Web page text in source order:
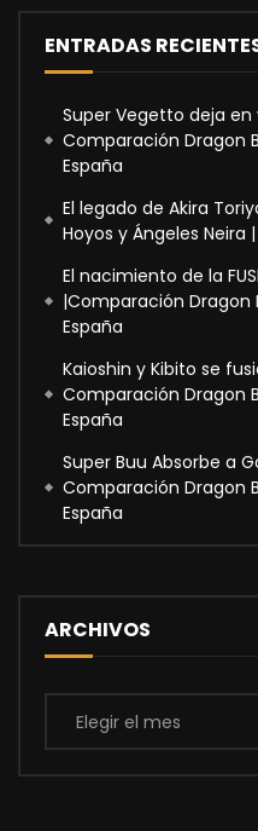
ENTRADAS
Super Vegetto deja en
Comparación Dragon
España
El legado de Akira
Hoyos y Ángeles Neira
El nacimiento de la
|Comparación Dragon
España
Kaioshin y Kibito se
Comparación Dragon
España
Super Buu Absorbe a
Comparación Dragon
España
ARCHIVOS
Archivos